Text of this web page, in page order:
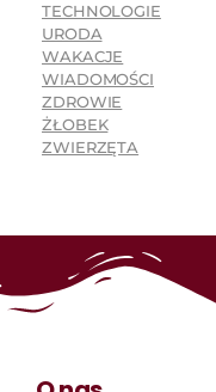
TECHNOLOGIE
URODA
WAKACJE
WIADOMOŚCI
ZDROWIE
ŻŁOBEK
ZWIERZĘTA